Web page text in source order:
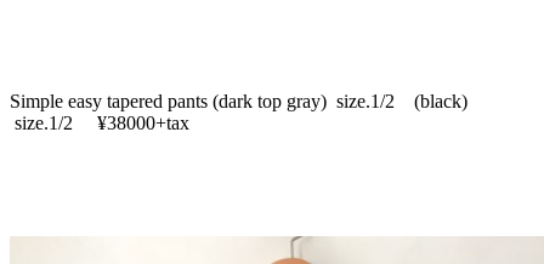
Simple easy tapered pants (dark top gray) size.1/2 (black)
size.1/2 ¥38000+tax